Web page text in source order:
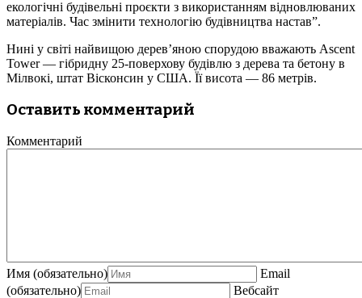
екологічні будівельні проєкти з використанням відновлюваних
матеріалів. Час змінити технологію будівництва настав”.
Нині у світі найвищою дерев’яною спорудою вважають Ascent
Tower — гібридну 25-поверхову будівлю з дерева та бетону в
Мілвокі, штат Вісконсин у США. Її висота — 86 метрів.
Оставить комментарий
Комментарий
Имя (обязательно)
Email
(обязательно)
Вебсайт